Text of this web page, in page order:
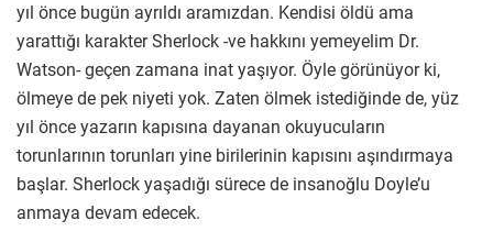
yıl önce bugün ayrıldı aramızdan. Kendisi öldü ama
yarattığı karakter Sherlock -ve hakkını yemeyelim Dr.
Watson- geçen zamana inat yaşıyor. Öyle görünüyor ki,
ölmeye de pek niyeti yok. Zaten ölmek istediğinde de, yüz
yıl önce yazarın kapısına dayanan okuyucuların
torunlarının torunları yine birilerinin kapısını aşındırmaya
başlar. Sherlock yaşadığı sürece de insanoğlu Doyle’u
anmaya devam edecek.